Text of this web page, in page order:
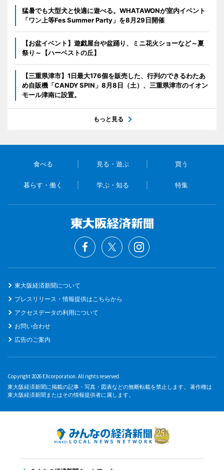
猛暑でも大型犬と快適に遊べる。WHATAWONが室内イベント
「ワン上等Fes Summer Party」を8月29日開催
【お盆イベント】遊戯屋台や盆踊り、ミニ花火ショーなど～夏
祭り～【ハーベストの丘】
【三重県津市】1日最大176個を販売した、行列のできるわたあ
め自販機「CANDY SPIN」8月8日（土）、三重県津市のイオン
モール津南に設置。
もっと見る
食べる 見る・遊ぶ 買う
暮らす・働く 学ぶ・知る 特集
東大阪経済新聞について
プレスリリース・情報提供はこちらから
アクセスデータの利用について
お問い合わせ
広告のご案内
Copyright 2026 EXcorporation. All rights reserved.
東大阪経済新聞に掲載の記事・写真・図表などの無断転載を禁止します。 著作権は
東大阪経済新聞またはその情報提供者に属します。